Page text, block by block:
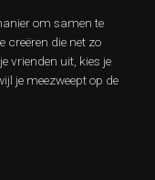
om samen te
creëren die net zo
vrienden uit, kies je
je meezweept op de